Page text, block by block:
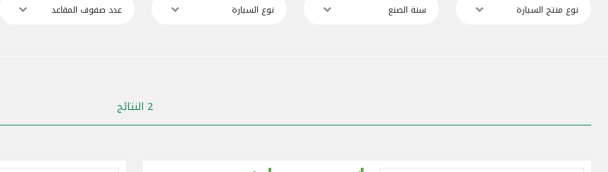
نوع منتج السيارة سنة الصنع نوع السيارة عدد صفوف المقاعد
2 النتائج